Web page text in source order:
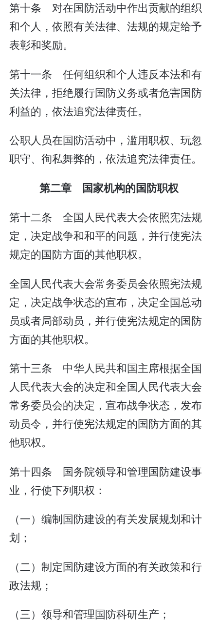
第十条 对在国防活动中作出贡献的组织
和个人，依照有关法律、法规的规定给予
表彰和奖励。
第十一条 任何组织和个人违反本法和有
关法律，拒绝履行国防义务或者危害国防
利益的，依法追究法律责任。
公职人员在国防活动中，滥用职权、玩忽
职守、徇私舞弊的，依法追究法律责任。
第二章 国家机构的国防职权
第十二条 全国人民代表大会依照宪法规
定，决定战争和和平的问题，并行使宪法
规定的国防方面的其他职权。
全国人民代表大会常务委员会依照宪法规
定，决定战争状态的宣布，决定全国总动
员或者局部动员，并行使宪法规定的国防
方面的其他职权。
第十三条 中华人民共和国主席根据全国
人民代表大会的决定和全国人民代表大会
常务委员会的决定，宣布战争状态，发布
动员令，并行使宪法规定的国防方面的其
他职权。
第十四条 国务院领导和管理国防建设事
业，行使下列职权：
（一）编制国防建设的有关发展规划和计
划；
（二）制定国防建设方面的有关政策和行
政法规；
（三）领导和管理国防科研生产；